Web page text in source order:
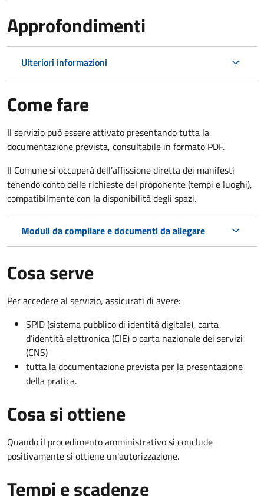
Approfondimenti
Ulteriori informazioni
Come fare
Il servizio può essere attivato presentando tutta la
documentazione prevista, consultabile in formato PDF.
Il Comune si occuperà dell'affissione diretta dei manifesti
tenendo conto delle richieste del proponente (tempi e luoghi),
compatibilmente con la disponibilità degli spazi.
Moduli da compilare e documenti da allegare
Cosa serve
Per accedere al servizio, assicurati di avere:
SPID (sistema pubblico di identità digitale), carta
d’identità elettronica (CIE) o carta nazionale dei servizi
(CNS)
tutta la documentazione prevista per la presentazione
della pratica.
Cosa si ottiene
Quando il procedimento amministrativo si conclude
positivamente si ottiene un'autorizzazione.
Tempi e scadenze